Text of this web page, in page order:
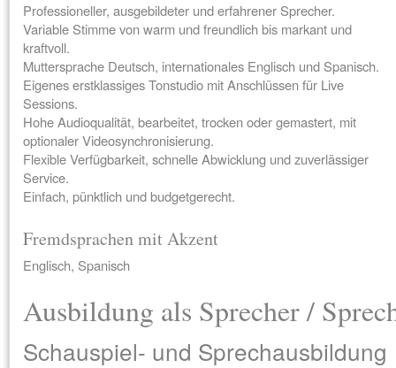
Professioneller, ausgebildeter und erfahrener Sprecher.
Variable Stimme von warm und freundlich bis markant und
kraftvoll.
Muttersprache Deutsch, internationales Englisch und Spanisch.
Eigenes erstklassiges Tonstudio mit Anschlüssen für Live
Sessions.
Hohe Audioqualität, bearbeitet, trocken oder gemastert, mit
optionaler Videosynchronisierung.
Flexible Verfügbarkeit, schnelle Abwicklung und zuverlässiger
Service.
Einfach, pünktlich und budgetgerecht.
Fremdsprachen mit Akzent
Englisch, Spanisch
Ausbildung als Sprecher /
Schauspiel- und Sprechausbildung